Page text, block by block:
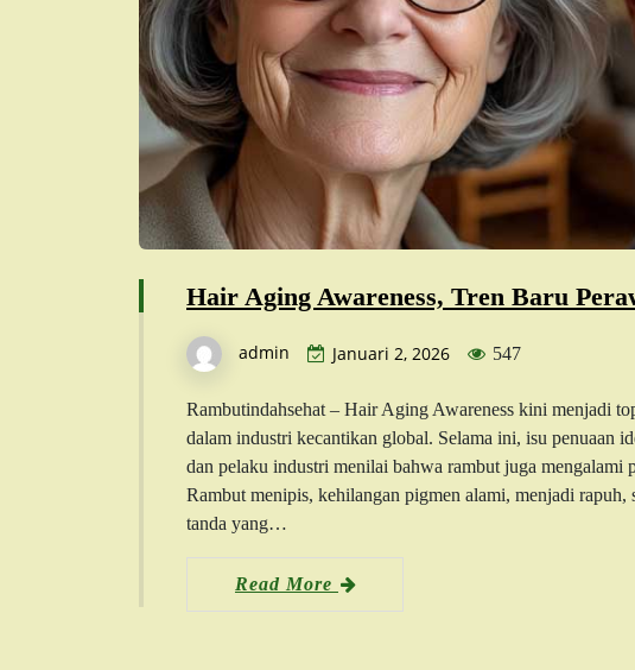
Hair Aging Awareness, Tren Baru
admin Januari 2, 2026 547
Rambutindahsehat – Hair Aging Awareness kini menjadi
dalam industri kecantikan global. Selama ini, isu penuaan
dan pelaku industri menilai bahwa rambut juga mengalami
Rambut menipis, kehilangan pigmen alami, menjadi rapuh,
tanda yang…
Read More